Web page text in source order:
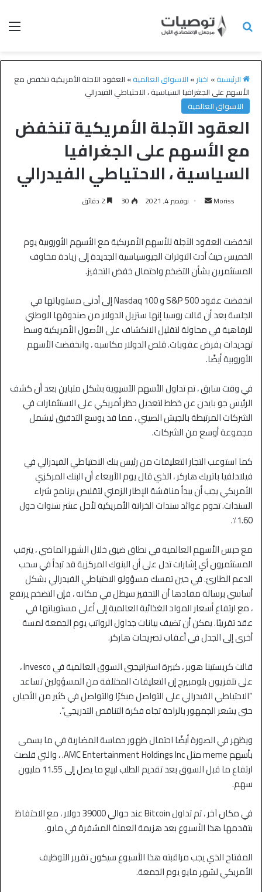
الرئيسية» اخبار» الاسواق العالمية» العقود الآجلة الأمريكية تنخفض مع
الأسهم على الجغرافيا السياسية ، الاحتياطي الفيدرالي
الاسواق العالمية
العقود الآجلة الأمريكية تنخفض
مع الأسهم على الجغرافيا
السياسية ، الاحتياطي الفيدرالي
Moriss نوفمبر 4, 2021 30
انخفضت العقود الآجلة للأسهم الأمريكية مع الأسهم الأوروبية يوم
الخميس حيث أدت التوترات الجيوسياسية الجديدة إلى زيادة مخاوف
المستثمرين بشأن التضخم واحتمال خفض التحفيز.
انخفضت عقود S&P 500 و Nasdaq 100 إلى أدنى مستوياتها في
الجلسة بعد أن قالت روسيا إنها ستزيل الدولار من صندوقها الوطني
للرفاهية في محاولة لتقليل الانكشاف على الأصول الأمريكية وسط
تهديدات بفرض عقوبات. قلص الدولار مكاسبه ، وانخفضت الأسهم
الأوروبية أيضًا.
في وقت سابق ، تم تداول الأسهم الآسيوية بشكل متباين بعد أن كشف
الرئيس جو بايدن عن خطط لتعديل حظر أمريكي على الاستثمارات في
الشركات المرتبطة بالجيش الصيني ، مما قد يوسع التدقيق ليشمل
مجموعة أوسع من الشركات.
كما استوعب التجار التعليقات من رئيس بنك الاحتياطي الفيدرالي في
فيلادلفيا باتريك هاركر ، الذي قال يوم الأربعاء أن البنك المركزي
الأمريكي يجب أن يبدأ مناقشة الإطار الزمني لتقليص برنامج شراء
السندات. تحوم عوائد سندات الخزانة الأمريكية لأجل عشر سنوات حول
1.60٪.
مع حبس الأسهم العالمية في نطاق ضيق خلال الشهر الماضي ، يترقب
المستثمرون أي إشارات تدل على أن البنوك المركزية قد تبدأ في سحب
الدعم الطارئ. في حين تمسك مسؤولو الاحتياطي الفيدرالي بشكل
أساسي برسالة مفادها أن التحفيز سيظل في مكانه ، فإن التضخم يرتفع
، مع ارتفاع أسعار المواد الغذائية العالمية إلى أعلى مستوياتها في
عقد تقريبًا. يمكن أن تضيف بيانات جداول الرواتب يوم الجمعة لمسة
أخرى إلى الجدل في أعقاب تصريحات هاركر.
قالت كريستينا هوبر ، كبيرة استراتيجيي السوق العالمية في Invesco ،
على تلفزيون بلومبيرج إن التعليقات المختلفة من المسؤولين تساعد
“الاحتياطي الفيدرالي على التواصل مبكرًا والتواصل في كثير من الأحيان
حتى يشعر الجمهور بالراحة تجاه فكرة التناقص التدريجي”.
ويظهر في الصورة أيضًا احتمال ظهور حماسة المضاربة في ما يسمى
بأسهم meme مثل AMC Entertainment Holdings Inc. ، والتي قلصت
ارتفاع ما قبل السوق بعد تقديم الطلب لبيع ما يصل إلى 11.55 مليون
سهم.
في مكان آخر ، تم تداول Bitcoin عند حوالي 39000 دولار ، مع الاحتفاظ
بتقدمها هذا الأسبوع بعد هزيمة العملة المشفرة في مايو.
المفتاح الذي يجب مراقبته هذا الأسبوع سيكون تقرير التوظيف
الأمريكي لشهر مايو يوم الجمعة.